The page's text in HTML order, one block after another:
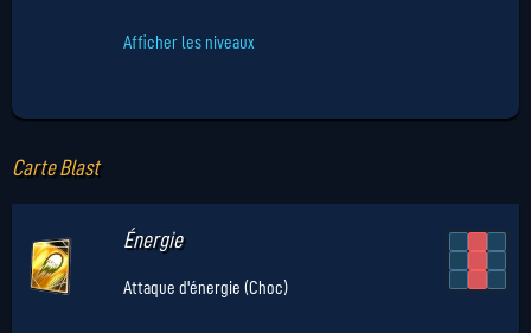
Afficher les niveaux
Carte Blast
Énergie
Attaque d'énergie (Choc)